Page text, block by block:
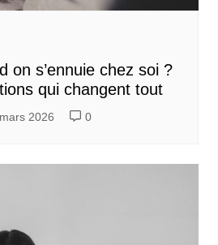
on s’ennuie chez soi ?
qui changent tout
2026 0